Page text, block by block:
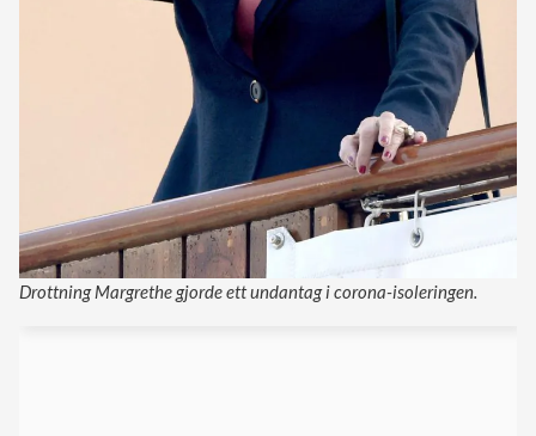
Drottning Margrethe gjorde ett undantag i corona-isoleringen.